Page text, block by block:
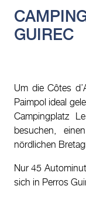
GUIREC
Um die Côtes
Paimpol ideal
Campingplatz
besuchen,
nördlichen
Nur 45
sich in Perros